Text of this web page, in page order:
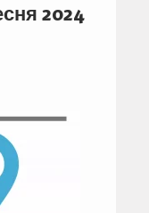
2024